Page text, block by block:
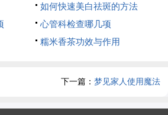
如何快速美白祛斑的方法
心管科检查哪几项
糯米香茶功效与作用
下一篇： 梦见家人使用魔法